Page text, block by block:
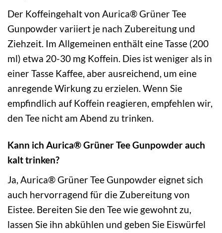
Der Koffeingehalt von Aurica® Grüner Tee
Gunpowder variiert je nach Zubereitung und
Ziehzeit. Im Allgemeinen enthält eine Tasse (200
ml) etwa 20-30 mg Koffein. Dies ist weniger als in
einer Tasse Kaffee, aber ausreichend, um eine
anregende Wirkung zu erzielen. Wenn Sie
empfindlich auf Koffein reagieren, empfehlen wir,
den Tee nicht am Abend zu trinken.
Kann ich Aurica® Grüner Tee Gunpowder auch
kalt trinken?
Ja, Aurica® Grüner Tee Gunpowder eignet sich
auch hervorragend für die Zubereitung von
Eistee. Bereiten Sie den Tee wie gewohnt zu,
lassen Sie ihn abkühlen und geben Sie Eiswürfel